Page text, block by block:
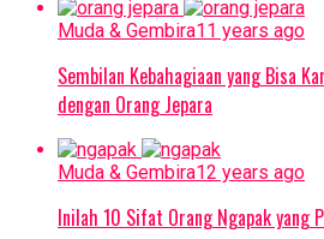
Muda & Gembira11 years ago
Sembilan Kebahagiaan yang Bisa
dengan Orang Jepara
Muda & Gembira12 years ago
Inilah 10 Sifat Orang Ngapak yang